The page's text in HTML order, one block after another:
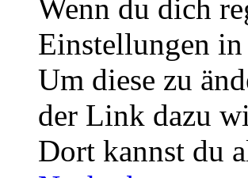
Wenn du dich
Einstellungen in
Um diese zu
der Link dazu
Dort kannst du